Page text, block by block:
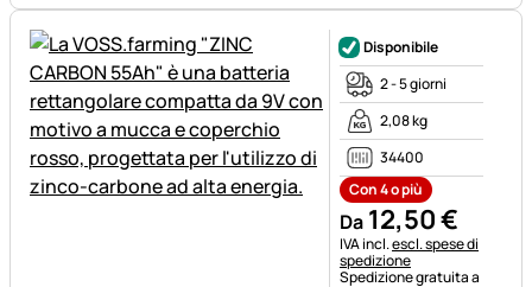
Disponibile
2 - 5 giorni
2,08 kg
34400
Con 4 o più
Da 12,50€
Informazioni fiscali:
IVA incl.escl. spese di
spedizione
Spedizione gratuita a